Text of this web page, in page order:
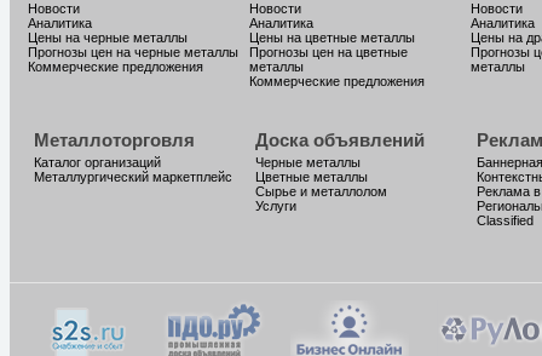
Новости
Аналитика
Цены на черные металлы
Прогнозы цен на черные металлы
Коммерческие предложения
Новости
Аналитика
Цены на цветные металлы
Прогнозы цен на цветные
металлы
Коммерческие предложения
Новости
Аналитика
Цены на
Прогнозы
металлы
Металлоторговля
Каталог организаций
Металлургический маркетплейс
Доска объявлений
Черные металлы
Цветные металлы
Сырье и металлолом
Услуги
Реклама
Classified